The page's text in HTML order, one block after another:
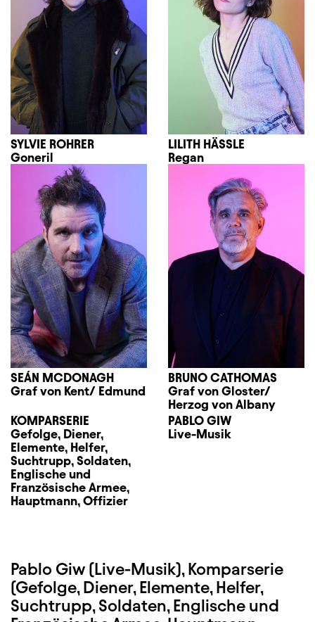
SYLVIE ROHRER
Goneril
LILITH HÄSSLE
Regan
SEÁN MCDONAGH
Graf von Kent/ Edmund
BRUNO CATHOMAS
Graf von Gloster/
Herzog von Albany
KOMPARSERIE
Gefolge, Diener,
Elemente, Helfer,
Suchtrupp, Soldaten,
Englische und
Französische Armee,
Hauptmann, Offizier
PABLO GIW
Live-Musik
Pablo Giw (Live-Musik), Komparserie
(Gefolge, Diener, Elemente, Helfer,
Suchtrupp, Soldaten, Englische und